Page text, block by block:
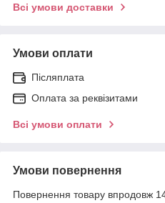
Всі умови доставки
Умови оплати
Післяплата
Оплата за реквізитами
Всі умови оплати
Умови повернення
Повернення товару впродовж